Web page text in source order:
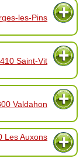
les-Pins
Saint-Vit
Valdahon
Les Auxons